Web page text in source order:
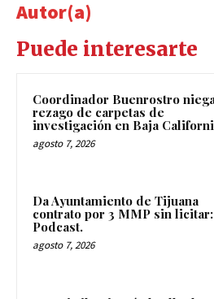
Autor(a)
Puede interesarte
Coordinador Buenrostro
rezago de carpetas de
investigación en Baja
agosto 7, 2026
Da Ayuntamiento de Tijuana
contrato por 3 MMP sin licitar:
Podcast.
agosto 7, 2026